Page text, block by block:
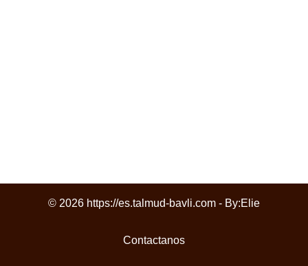
© 2026 https://es.talmud-bavli.com - By:Elie
Contactanos